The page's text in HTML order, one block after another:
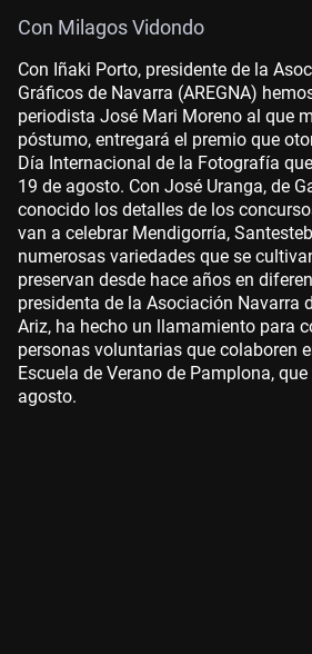
Con Milagos Vidondo
Con Iñaki Porto, presidente de la
Gráficos de Navarra (AREGNA)
periodista José Mari Moreno al que
póstumo, entregará el premio que
Día Internacional de la Fotografía
19 de agosto. Con José Uranga, de
conocido los detalles de los
van a celebrar Mendigorría,
numerosas variedades que se
preservan desde hace años en
presidenta de la Asociación Navarra
Ariz, ha hecho un llamamiento para
personas voluntarias que colaboren
Escuela de Verano de Pamplona,
agosto.